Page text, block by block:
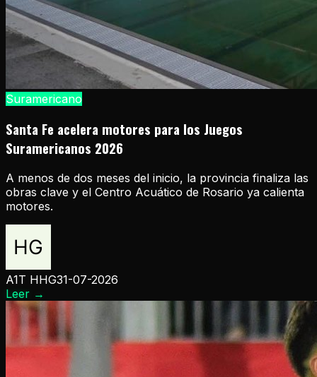
Suramericano
Santa Fe acelera motores para los Juegos
Suramericanos 2026
A menos de dos meses del inicio, la provincia finaliza las
obras clave y el Centro Acuático de Rosario ya calienta
motores.
A1T HHG31-07-2026
Leer →